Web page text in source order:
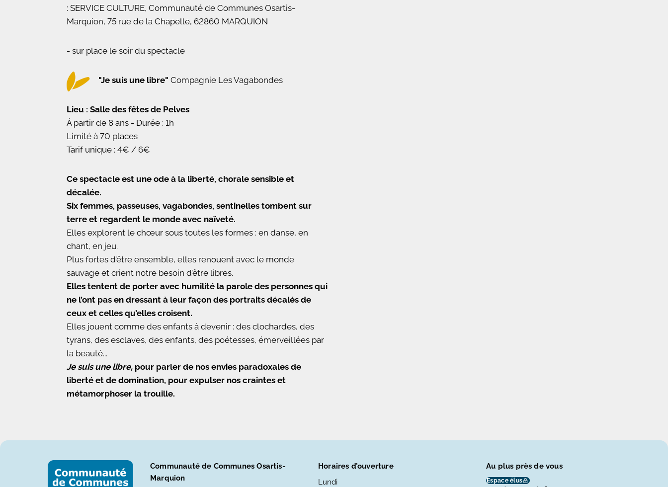
: SERVICE CULTURE, Communauté de Communes Osartis-
Marquion, 75 rue de la Chapelle, 62860 MARQUION
- sur place le soir du spectacle
"Je suis une libre" Compagnie Les Vagabondes
Lieu : Salle des fêtes de Pelves
À partir de 8 ans - Durée : 1h
Limité à 70 places
Tarif unique : 4€ / 6€
Ce spectacle est une ode à la liberté, chorale sensible et
décalée.
Six femmes, passeuses, vagabondes, sentinelles tombent sur
terre et regardent le monde avec naïveté.
Elles explorent le chœur sous toutes les formes : en danse, en
chant, en jeu.
Plus fortes d’être ensemble, elles renouent avec le monde
sauvage et crient notre besoin d’être libres.
Elles tentent de porter avec humilité la parole des personnes qui
ne l’ont pas en dressant à leur façon des portraits décalés de
ceux et celles qu’elles croisent.
Elles jouent comme des enfants à devenir : des clochardes, des
tyrans, des esclaves, des enfants, des poétesses, émerveillées par
la beauté...
Je suis une libre, pour parler de nos envies paradoxales de
liberté et de domination, pour expulser nos craintes et
métamorphoser la trouille.
Communauté de Communes Osartis-
Marquion
Horaires d’ouverture
Lundi
Au plus près de vous
Espace élus